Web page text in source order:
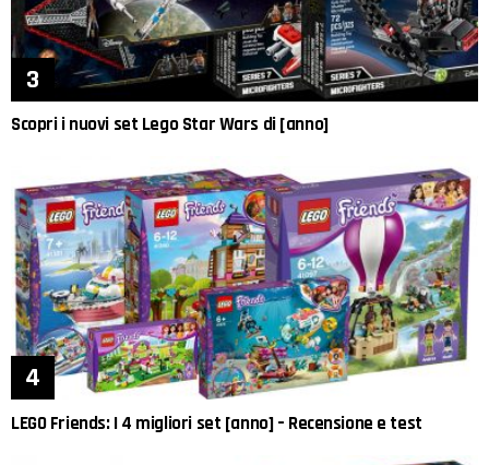
Scopri i nuovi set Lego Star Wars di [anno]
LEGO Friends: I 4 migliori set [anno] – Recensione e test